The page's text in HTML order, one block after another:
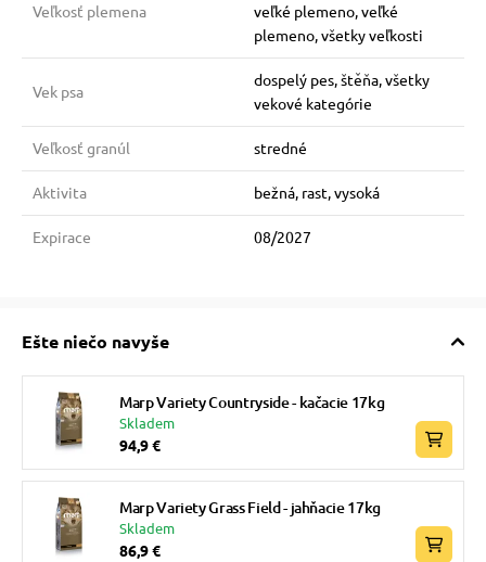
Veľkosť plemena
veľké plemeno, veľké
plemeno, všetky veľkosti
Vek psa
dospelý pes, štěňa, všetky
vekové kategórie
Veľkosť granúl stredné
Aktivita bežná, rast, vysoká
Expirace 08/2027
Ešte niečo navyše
Marp Variety Countryside - kačacie 17kg
Skladem
94,9 €
Marp Variety Grass Field - jahňacie 17kg
Skladem
86,9 €